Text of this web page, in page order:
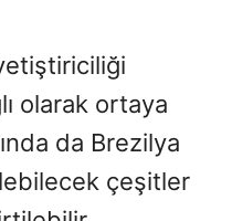
olarak ortaya
da Brezilya
çeşitler